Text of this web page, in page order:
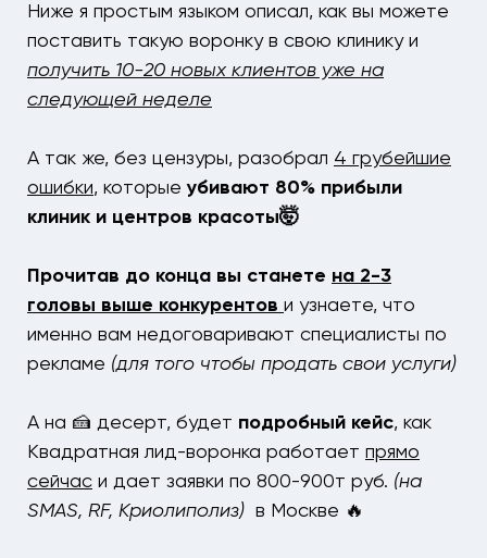
Ниже я простым языком описал, как вы можете
поставить такую воронку в свою клинику и
получить 10-20 новых клиентов уже на
следующей неделе
А так же, без цензуры, разобрал 4 грубейшие
ошибки, которыеубивают 80% прибыли
клиник и центров красоты🤯
Прочитав до конца вы станете на 2-3
головы выше конкурентов и узнаете, что
именно вам недоговаривают специалисты по
рекламе (для того чтобы продать свои услуги)
А на 🍰 десерт, будет подробный кейс, как
Квадратная лид-воронка работает прямо
сейчас и дает заявки по 800-900т руб. (на
SMAS, RF, Криолиполиз) в Москве 🔥